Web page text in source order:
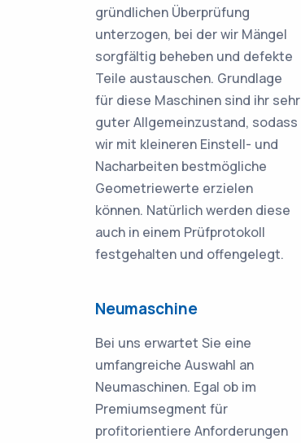
gründlichen Überprüfung
unterzogen, bei der wir Mängel
sorgfältig beheben und defekte
Teile austauschen. Grundlage
für diese Maschinen sind ihr sehr
guter Allgemeinzustand, sodass
wir mit kleineren Einstell- und
Nacharbeiten bestmögliche
Geometriewerte erzielen
können. Natürlich werden diese
auch in einem Prüfprotokoll
festgehalten und offengelegt.
Neumaschine
Bei uns erwartet Sie eine
umfangreiche Auswahl an
Neumaschinen. Egal ob im
Premiumsegment für
profitorientiere Anforderungen